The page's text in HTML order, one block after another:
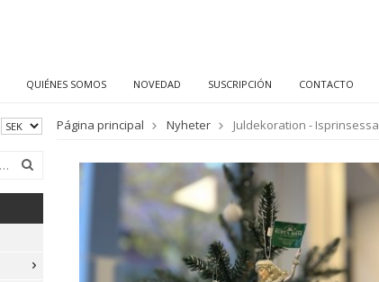
QUIÉNES SOMOS NOVEDAD SUSCRIPCIÓN CONTACTO
Página principal Nyheter Juldekoration - Isprinsessa